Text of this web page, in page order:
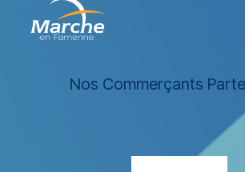
Nos Commerçants